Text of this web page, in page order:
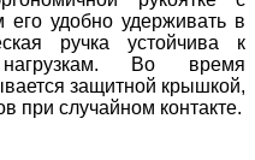
удобно удерживать в
ручка устойчива к
Во время
защитной крышкой,
при случайном контакте.